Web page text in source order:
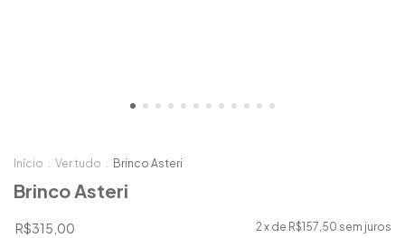
Início . Ver tudo . Brinco Asteri
Brinco Asteri
R$315,00 2x de R$157,50 sem juros